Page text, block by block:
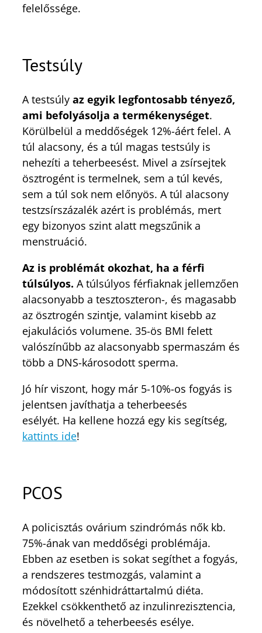
felelőssége.
Testsúly
A testsúly az egyik legfontosabb tényező,
ami befolyásolja a termékenységet.
Körülbelül a meddőségek 12%-áért felel. A
túl alacsony, és a túl magas testsúly is
nehezíti a teherbeesést. Mivel a zsírsejtek
ösztrogént is termelnek, sem a túl kevés,
sem a túl sok nem előnyös. A túl alacsony
testzsírszázalék azért is problémás, mert
egy bizonyos szint alatt megszűnik a
menstruáció.
Az is problémát okozhat, ha a férfi
túlsúlyos. A túlsúlyos férfiaknak jellemzően
alacsonyabb a tesztoszteron-, és magasabb
az ösztrogén szintje, valamint kisebb az
ejakulációs volumene. 35-ös BMI felett
valószínűbb az alacsonyabb spermaszám és
több a DNS-károsodott sperma.
Jó hír viszont, hogy már 5-10%-os fogyás is
jelentsen javíthatja a teherbeesés
esélyét. Ha kellene hozzá egy kis segítség,
kattints ide!
PCOS
A policisztás ovárium szindrómás nők kb.
75%-ának van meddőségi problémája.
Ebben az esetben is sokat segíthet a fogyás,
a rendszeres testmozgás, valamint a
módosított szénhidráttartalmú diéta.
Ezekkel csökkenthető az inzulinrezisztencia,
és növelhető a teherbeesés esélye.